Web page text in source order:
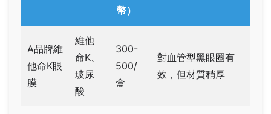
幣）
A品牌維
他命K眼
膜
維他
命K、
玻尿
酸
300-
500/
盒
對血管型黑眼圈有
效，但材質稍厚